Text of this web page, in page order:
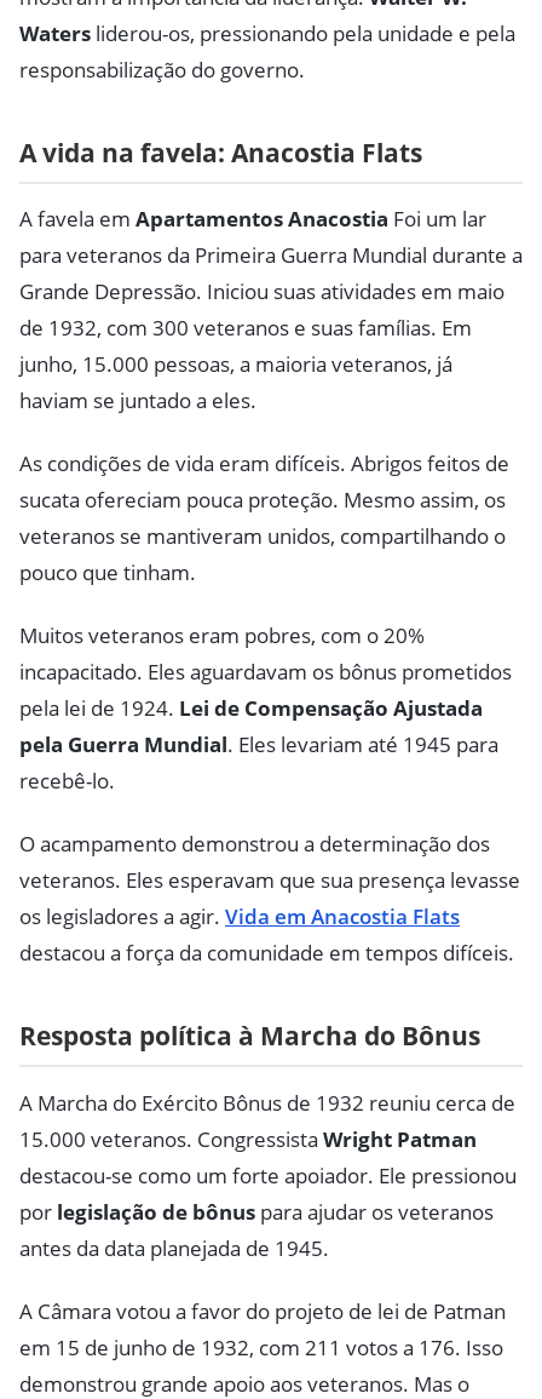
Waters liderou-os, pressionando pela unidade e pela
responsabilização do governo.
A vida na favela: Anacostia Flats
A favela em Apartamentos Anacostia Foi um lar
para veteranos da Primeira Guerra Mundial durante a
Grande Depressão. Iniciou suas atividades em maio
de 1932, com 300 veteranos e suas famílias. Em
junho, 15.000 pessoas, a maioria veteranos, já
haviam se juntado a eles.
As condições de vida eram difíceis. Abrigos feitos de
sucata ofereciam pouca proteção. Mesmo assim, os
veteranos se mantiveram unidos, compartilhando o
pouco que tinham.
Muitos veteranos eram pobres, com o 20%
incapacitado. Eles aguardavam os bônus prometidos
pela lei de 1924. Lei de Compensação Ajustada
pela Guerra Mundial. Eles levariam até 1945 para
recebê-lo.
O acampamento demonstrou a determinação dos
veteranos. Eles esperavam que sua presença levasse
os legisladores a agir. Vida em Anacostia Flats
destacou a força da comunidade em tempos difíceis.
Resposta política à Marcha do Bônus
A Marcha do Exército Bônus de 1932 reuniu cerca de
15.000 veteranos. Congressista Wright Patman
destacou-se como um forte apoiador. Ele pressionou
por legislação de bônus para ajudar os veteranos
antes da data planejada de 1945.
A Câmara votou a favor do projeto de lei de Patman
em 15 de junho de 1932, com 211 votos a 176. Isso
demonstrou grande apoio aos veteranos. Mas o